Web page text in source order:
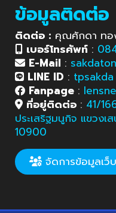
ข้อมูลติดต่อ
ติดต่อ : คุณศักดา ท
เบอร์โทรศัพท์ :
E-Mail :
LINE ID : tpsakda
Fanpage :
ที่อยู่ติดต่อ : 41/
ประเสริฐมนูกิจ แขวง
10900
จัดการข้อมูลเว็